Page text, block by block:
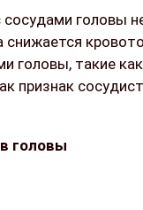
головы
такие
признак
головы